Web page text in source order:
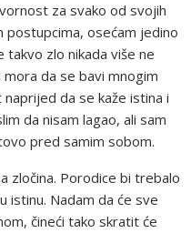
za svako od svojih
postupcima, osećam jedino
zlo nikada više ne
da se bavi mnogim
da se kaže istina i
da nisam lagao, ali sam
pred samim sobom.
zločina. Porodice bi trebalo
istinu. Nadam da će sve
čineći tako skratit će